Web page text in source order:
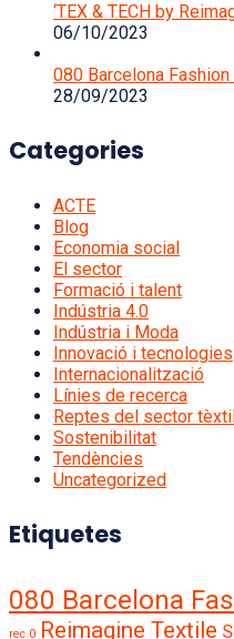
‘TEX & TECH by
06/10/2023
080 Barcelona
28/09/2023
Categories
ACTE
Blog
Economia social
El sector
Formació i talent
Indústria 4.0
Indústria i Moda
Innovació i tecnologies
Internacionalització
Línies de recerca
Reptes del sector tèxtil
Sostenibilitat
Tendències
Uncategorized
Etiquetes
080 Barcelona
rec.0 Reimagine Textile